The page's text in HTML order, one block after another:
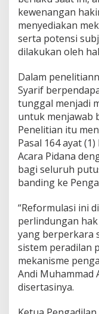
S
n
e
r
i
D
u
n
i
a
A
k
a
d
e
i
k
kewenangan
menyediakan
serta potensi
dilakukan oleh
Dalam
Syarif
tunggal menjadi
untuk menjawab
Penelitian itu
Pasal 164 ayat
Acara Pidana
bagi seluruh
banding ke
“Reformulasi ini
perlindungan
yang berperkara
sistem peradilan
mekanisme
Andi Muhammad
disertasinya.